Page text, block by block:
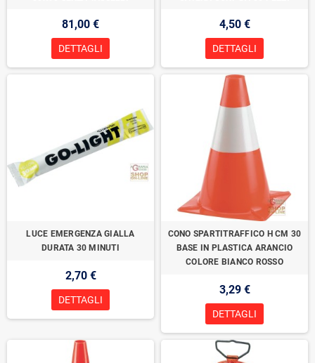
81,00 €
DETTAGLI
4,50 €
DETTAGLI
LUCE EMERGENZA GIALLA
DURATA 30 MINUTI
2,70 €
DETTAGLI
CONO SPARTITRAFFICO H CM 30
BASE IN PLASTICA ARANCIO
COLORE BIANCO ROSSO
3,29 €
DETTAGLI